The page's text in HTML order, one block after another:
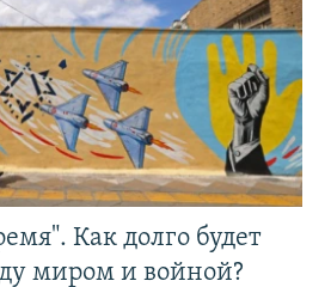
Как долго будет
миром и войной?